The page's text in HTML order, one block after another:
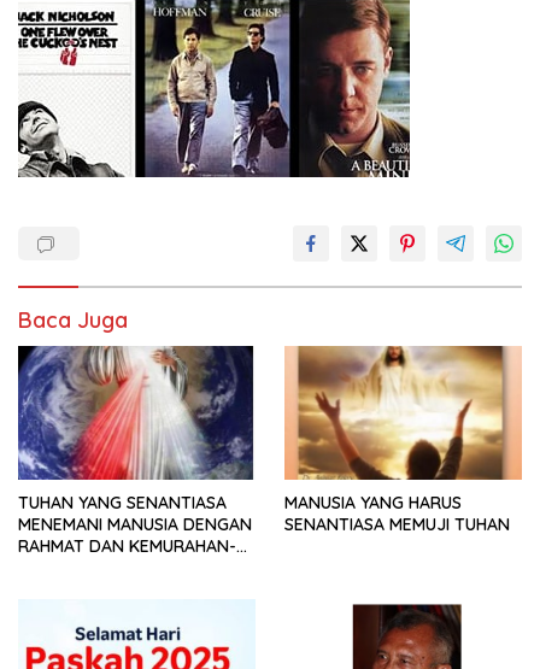
Baca Juga
TUHAN YANG SENANTIASA
MENEMANI MANUSIA DENGAN
RAHMAT DAN KEMURAHAN-
MANUSIA YANG HARUS
SENANTIASA MEMUJI TUHAN